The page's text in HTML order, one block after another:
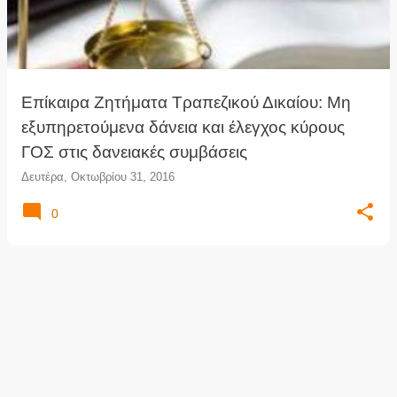
τ
ή
σ
Επίκαιρα Ζητήματα Τραπεζικού Δικαίου: Μη
εξυπηρετούμενα δάνεια και έλεγχος κύρους
ΓΟΣ στις δανειακές συμβάσεις
Δευτέρα, Οκτωβρίου 31, 2016
0